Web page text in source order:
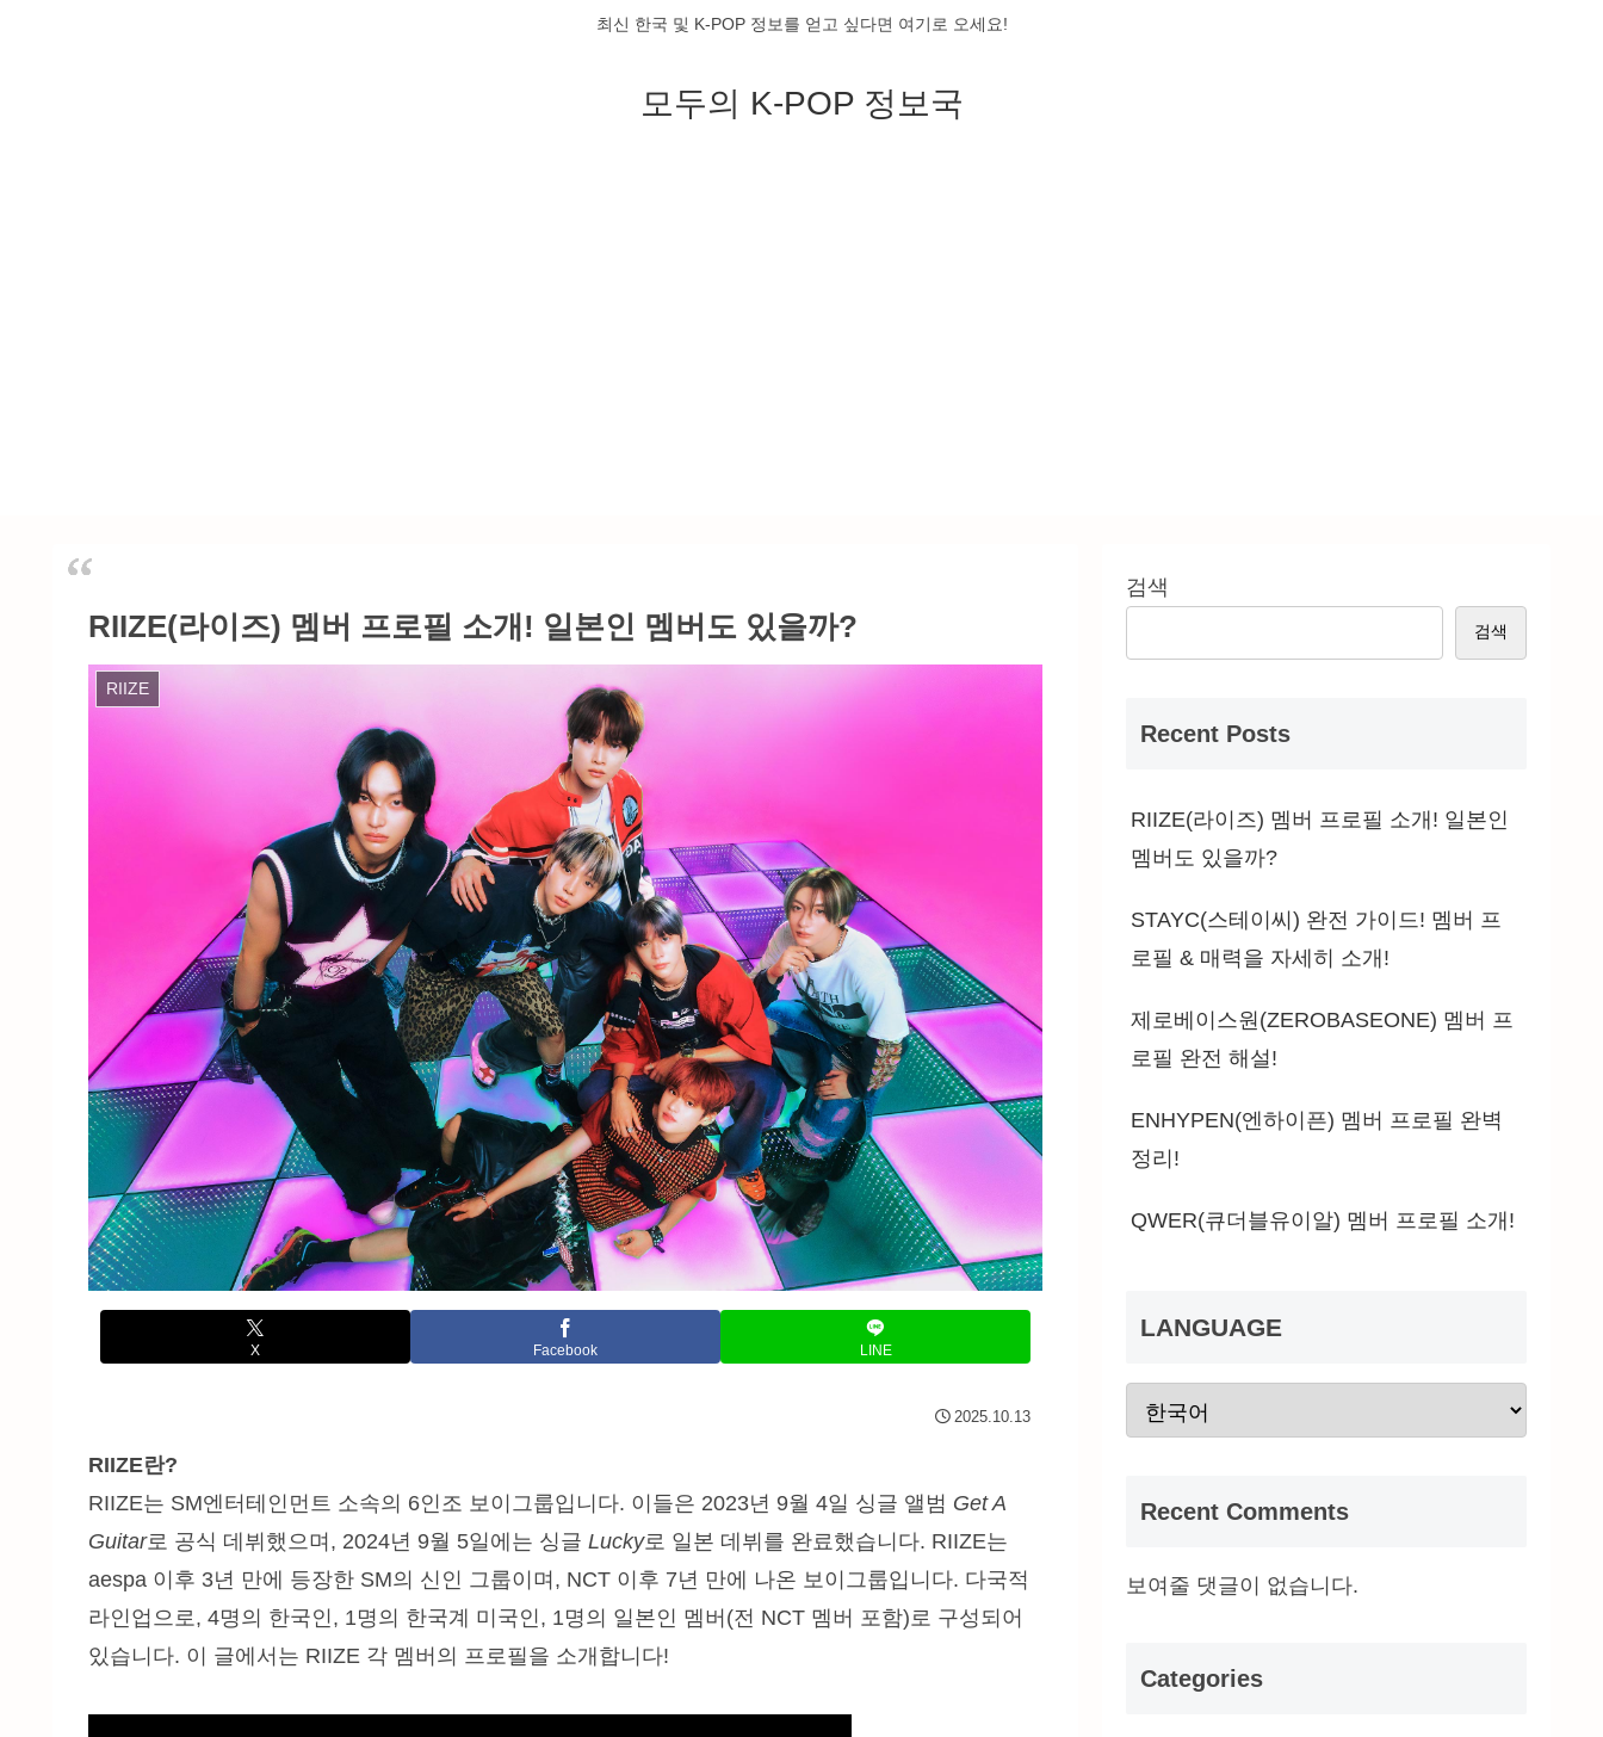
최신 한국 및 K-POP 정보를 얻고 싶다면 여기로 오세요!
모두의 K-POP 정보국
RIIZE(라이즈) 멤버 프로필 소개! 일본인 멤버도 있을까?
RIIZE
X Facebook LINE
2025.10.13
RIIZE란?
RIIZE는 SM엔터테인먼트 소속의 6인조 보이그룹입니다. 이들은 2023년 9월 4일 싱글 앨범 Get A
Guitar로 공식 데뷔했으며, 2024년 9월 5일에는 싱글 Lucky로 일본 데뷔를 완료했습니다. RIIZE는
aespa 이후 3년 만에 등장한 SM의 신인 그룹이며, NCT 이후 7년 만에 나온 보이그룹입니다. 다국적
라인업으로, 4명의 한국인, 1명의 한국계 미국인, 1명의 일본인 멤버(전 NCT 멤버 포함)로 구성되어
있습니다. 이 글에서는 RIIZE 각 멤버의 프로필을 소개합니다!
검색
검색
Recent Posts
RIIZE(라이즈) 멤버 프로필 소개! 일본인
멤버도 있을까?
STAYC(스테이씨) 완전 가이드! 멤버 프
로필 & 매력을 자세히 소개!
제로베이스원(ZEROBASEONE) 멤버 프
로필 완전 해설!
ENHYPEN(엔하이픈) 멤버 프로필 완벽
정리!
QWER(큐더블유이알) 멤버 프로필 소개!
LANGUAGE
Recent Comments
보여줄 댓글이 없습니다.
Categories